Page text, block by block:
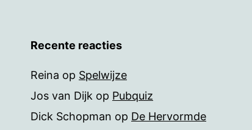
Recente reacties
Reina op Spelwijze
Jos van Dijk op Pubquiz
Dick Schopman op De Hervormde